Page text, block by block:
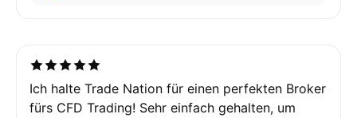
Ich halte Trade Nation für einen perfekten Broker
fürs CFD Trading! Sehr einfach gehalten, um